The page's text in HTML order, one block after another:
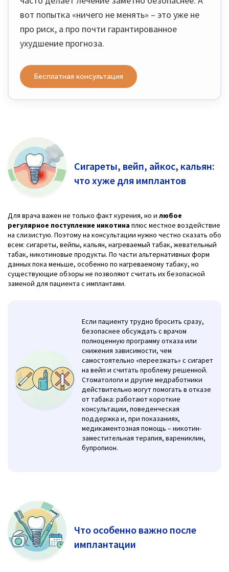
вот попытка «ничего не менять» – это уже не
про риск, а про почти гарантированное
ухудшение прогноза.
Бесплатная консультация
Сигареты, вейп, айкос, кальян:
что хуже для имплантов
Для врача важен не только факт курения, но и любое
регулярное поступление никотина плюс местное воздействие
на слизистую. Поэтому на консультации нужно честно сказать обо
всем: сигареты, вейпы, кальян, нагреваемый табак, жевательный
табак, никотиновые продукты. По части альтернативных форм
данных пока меньше, особенно по нагреваемому табаку, но
существующие обзоры не позволяют считать их безопасной
заменой для пациента с имплантами.
Если пациенту трудно бросить сразу,
безопаснее обсуждать с врачом
полноценную программу отказа или
снижения зависимости, чем
самостоятельно «переезжать» с сигарет
на вейп и считать проблему решенной.
Стоматологи и другие медработники
действительно могут помогать в отказе
от табака: работают короткие
консультации, поведенческая
поддержка и, при показаниях,
медикаментозная помощь – никотин-
заместительная терапия, варениклин,
бупропион.
Что особенно важно после
имплантации